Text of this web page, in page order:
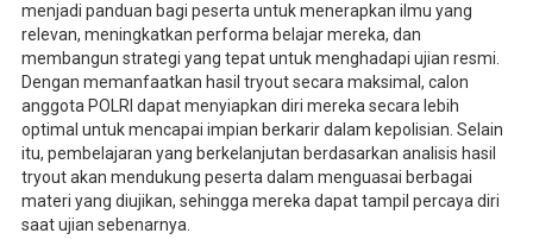
menjadi panduan bagi peserta untuk menerapkan ilmu yang
relevan, meningkatkan performa belajar mereka, dan
membangun strategi yang tepat untuk menghadapi ujian resmi.
Dengan memanfaatkan hasil tryout secara maksimal, calon
anggota POLRI dapat menyiapkan diri mereka secara lebih
optimal untuk mencapai impian berkarir dalam kepolisian. Selain
itu, pembelajaran yang berkelanjutan berdasarkan analisis hasil
tryout akan mendukung peserta dalam menguasai berbagai
materi yang diujikan, sehingga mereka dapat tampil percaya diri
saat ujian sebenarnya.